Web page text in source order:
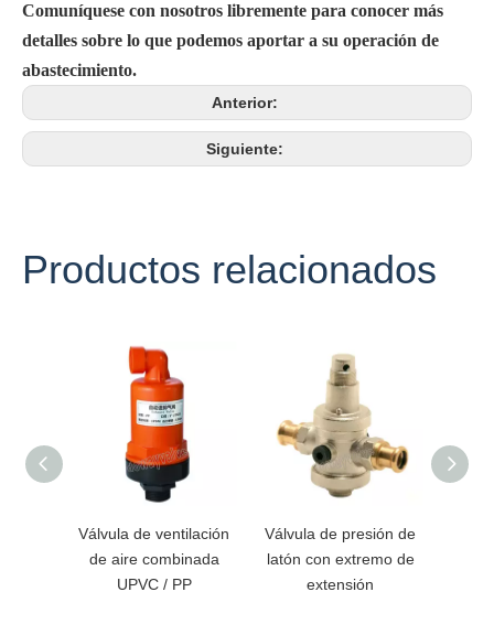
Comuníquese con nosotros libremente para conocer más
detalles sobre lo que podemos aportar a su operación de
abastecimiento.
Anterior:
Siguiente:
Productos relacionados
Válvula de ventilación
de aire combinada
UPVC / PP
Válvula de presión de
latón con extremo de
extensión